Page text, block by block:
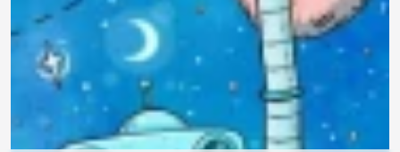
450 ₽
0.0
Нет отзывов
Задать
вопрос
будет начислено за покупку
Дарим стикеры!